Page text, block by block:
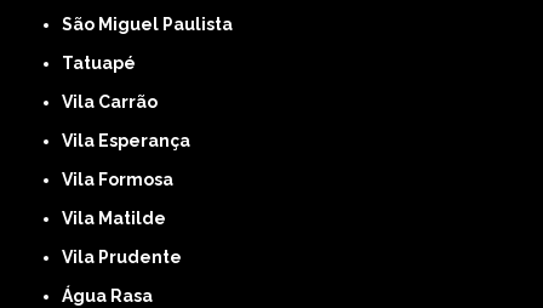
São Miguel Paulista
Tatuapé
Vila Carrão
Vila Esperança
Vila Formosa
Vila Matilde
Vila Prudente
Água Rasa